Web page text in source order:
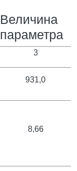
Величина
параметра
3
931,0
8,66